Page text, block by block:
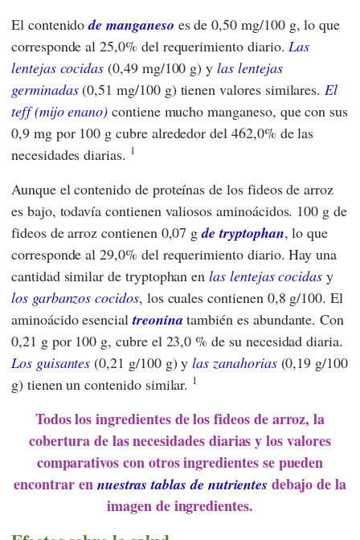
El contenidode manganeso es de 0,50 mg/100 g, lo que
corresponde al 25,0% del requerimiento diario.Las
lentejas cocidas (0,49 mg/100 g) ylas lentejas
germinadas(0,51 mg/100 g) tienen valores similares.El
teff (mijo enano) contiene mucho manganeso, que con sus
0,9 mg por 100 g cubre alrededor del 462,0% de las
necesidades diarias. 1
Aunque el contenido de proteínas de los fideos de arroz
es bajo, todavía contienen valiosos aminoácidos. 100 g de
fideos de arroz contienen 0,07 gde tryptophan, lo que
corresponde al 29,0% del requerimiento diario. Hay una
cantidad similar de tryptophan enlas lentejas cocidas y
los garbanzos cocidos, los cuales contienen 0,8 g/100. El
aminoácido esencialtreonina también es abundante. Con
0,21 g por 100 g, cubre el 23,0 % de su necesidad diaria.
Los guisantes (0,21 g/100 g) ylas zanahorias(0,19 g/100
g) tienen un contenido similar. 1
Todos los ingredientes de los fideos de arroz, la
cobertura de las necesidades diarias y los valores
comparativos con otros ingredientes se pueden
encontrar en nuestras tablas de nutrientes debajo de la
imagen de ingredientes.